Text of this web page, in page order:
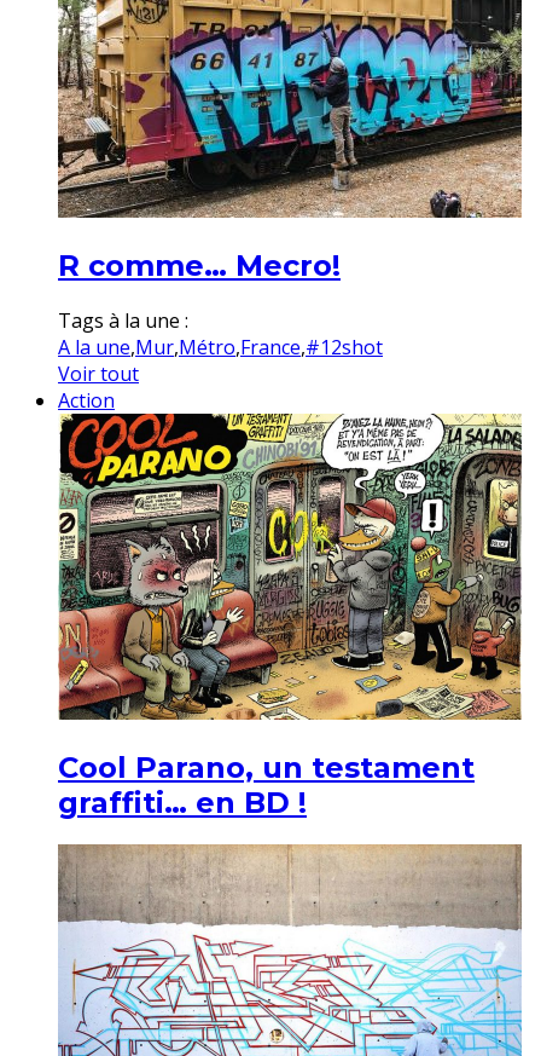
R comme… Mecro!
Tags à la une :
A la une,Mur,Métro,France,#12shot
Voir tout
Action
Cool Parano, un testament
graffiti… en BD !